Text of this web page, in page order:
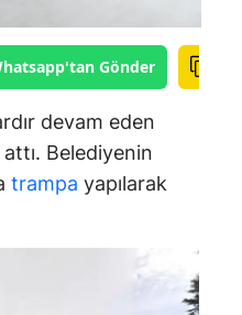
Gönder
devam eden
Belediyenin
trampa yapılarak